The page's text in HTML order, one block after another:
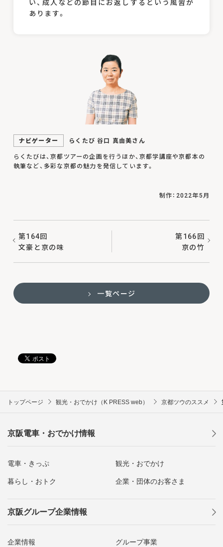
い、成人などの節目にお返しするという風習が
あります。
ナビゲーター
らくたび 谷口 真由美さん
らくたびは、京都ツアーの企画を行うほか、京都学講座や京都本の
執筆など、多彩な京都の魅力を発信しています。
制作：2022年5月
第164回
文豪と京の味
第166回
京の竹
一覧ページ
トップページ 観光・おでかけ（K PRESS web） 京都ツウのススメ
京阪電車・おでかけ情報
電車・きっぷ 観光・おでかけ
暮らし・おトク 企業・団体のお客さま
京阪グループ企業情報
企業情報 グループ事業